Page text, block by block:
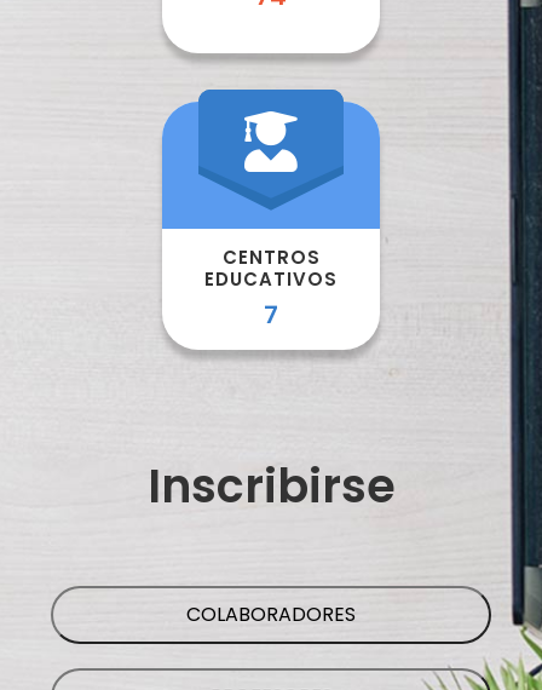
COLABORADORES
PROFESORES
El Programa Asturias4STEAM nace con el objetivo de
redemprendedora@valnalon.com